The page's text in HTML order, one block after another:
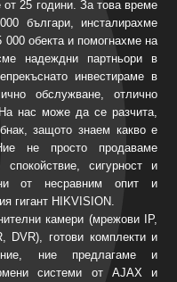
25 години. За това време
българи, инсталирахме
обекта и помогнахме на
надеждни партньори в
инвестираме в
обслужване, отлично
нас може да се разчита,
защото знаем какво е
не просто продаваме
сигурност и
от несравним опит и
гигант HIKVISION.
камери (мрежови IP,
DVR), готови комплекти и
ние предлагаме и
системи от AJAX и